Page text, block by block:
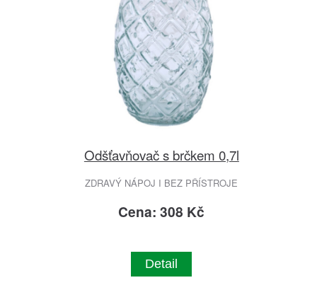
Odšťavňovač s brčkem 0,7l
ZDRAVÝ NÁPOJ I BEZ PŘÍSTROJE
Cena: 308 Kč
Detail